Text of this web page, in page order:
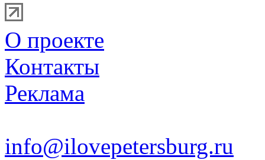
О проекте
Контакты
Реклама
info@ilovepetersburg.ru